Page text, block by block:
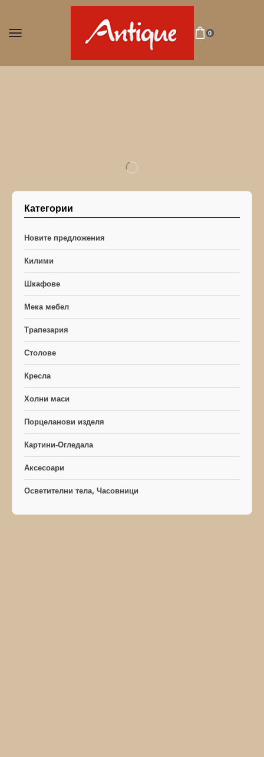
0
Категории
Новите предложения
Килими
Шкафове
Мека мебел
Трапезария
Столове
Кресла
Холни маси
Порцеланови изделя
Картини-Огледала
Аксесоари
Осветителни тела, Часовници